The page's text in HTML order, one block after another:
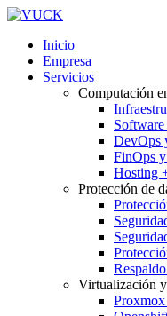
Inicio
Empresa
Servicios
Computación
DevOps
FinOps
Hosting
Protección de
Virtualización